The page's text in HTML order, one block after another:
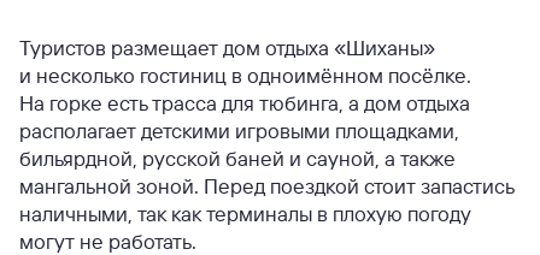
Туристов размещает дом отдыха «Шиханы»
и несколько гостиниц в одноимённом посёлке.
На горке есть трасса для тюбинга, а дом отдыха
располагает детскими игровыми площадками,
бильярдной, русской баней и сауной, а также
мангальной зоной. Перед поездкой стоит запастись
наличными, так как терминалы в плохую погоду
могут не работать.